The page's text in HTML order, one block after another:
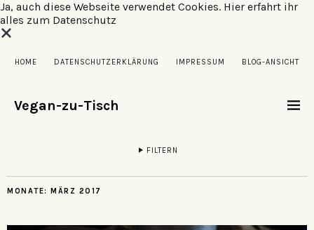
Ja, auch diese Webseite verwendet Cookies. Hier erfahrt ihr
alles zum Datenschutz
HOME DATENSCHUTZERKLÄRUNG IMPRESSUM BLOG-ANSICHT
Vegan-zu-Tisch
FILTERN
MONATE: MÄRZ 2017